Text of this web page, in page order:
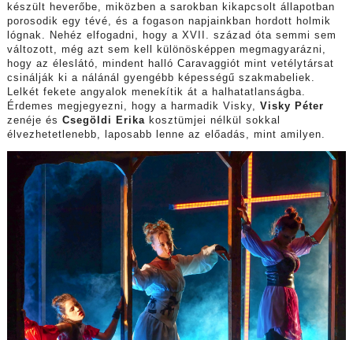
készült heverőbe, miközben a sarokban kikapcsolt állapotban
porosodik egy tévé, és a fogason napjainkban hordott holmik
lógnak. Nehéz elfogadni, hogy a XVII. század óta semmi sem
változott, még azt sem kell különösképpen megmagyarázni,
hogy az éleslátó, mindent halló Caravaggiót mint vetélytársat
csinálják ki a nálánál gyengébb képességű szakmabeliek.
Lelkét fekete angyalok menekítik át a halhatatlanságba.
Érdemes megjegyezni, hogy a harmadik Visky, Visky Péter
zenéje és Csegöldi Erika kosztümjei nélkül sokkal
élvezhetetlenebb, laposabb lenne az előadás, mint amilyen.